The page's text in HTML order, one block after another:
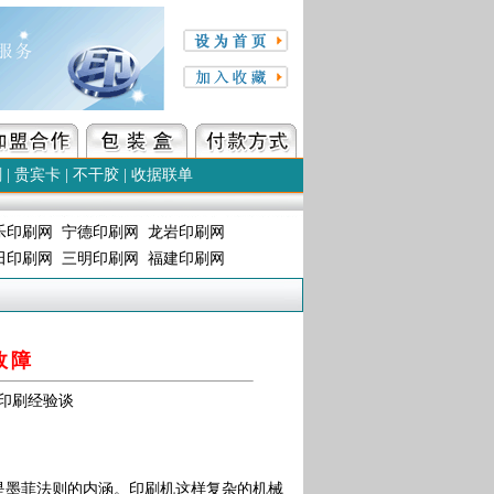
贵宾卡 不干胶 收据联单
印刷网 宁德印刷网
龙岩印刷网
印刷网
三明印刷网 福建印刷网
障
刷经验谈
菲法则的内涵。印刷机这样复杂的机械